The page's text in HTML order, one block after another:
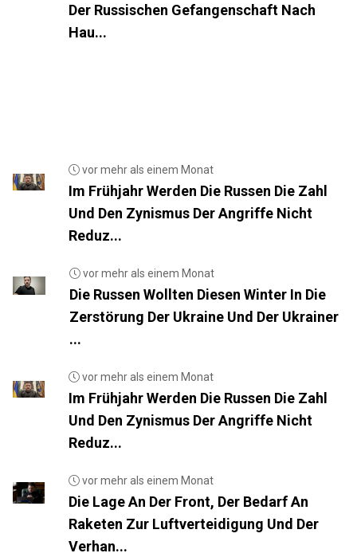
Der Russischen Gefangenschaft Nach
Hau...
vor mehr als einem Monat
Im Frühjahr Werden Die Russen Die Zahl
Und Den Zynismus Der Angriffe Nicht
Reduz...
vor mehr als einem Monat
Die Russen Wollten Diesen Winter In Die
Zerstörung Der Ukraine Und Der Ukrainer
...
vor mehr als einem Monat
Im Frühjahr Werden Die Russen Die Zahl
Und Den Zynismus Der Angriffe Nicht
Reduz...
vor mehr als einem Monat
Die Lage An Der Front, Der Bedarf An
Raketen Zur Luftverteidigung Und Der
Verhan...